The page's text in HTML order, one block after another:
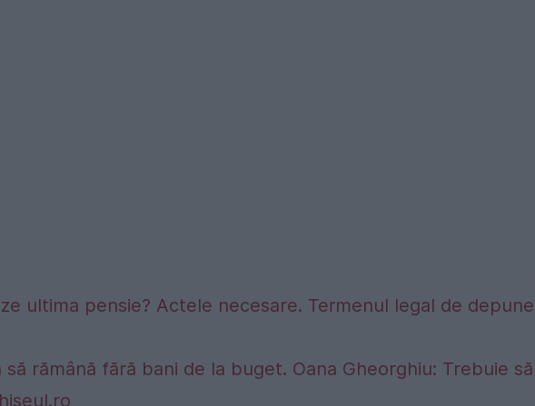
ultima pensie? Actele necesare. Termenul legal de
rămână fără bani de la buget. Oana Gheorghiu: Trebuie să